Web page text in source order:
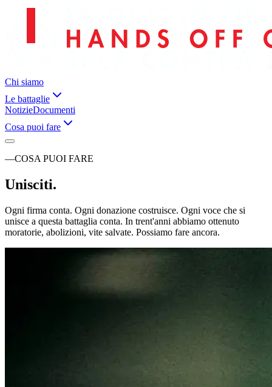
Chi siamo
Le battaglie
NotizieDocumenti
Cosa puoi fare
—COSA PUOI FARE
Unisciti.
Ogni firma conta. Ogni donazione costruisce. Ogni voce che si
unisce a questa battaglia conta. In trent'anni abbiamo ottenuto
moratorie, abolizioni, vite salvate. Possiamo fare ancora.